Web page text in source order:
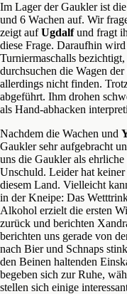
Im Lager der Gaukler ist
und 6 Wachen auf. Wir
zeigt aufUgdalfund fragt
diese Frage. Daraufhin wird
Turniermaschalls
durchsuchen die Wagen
allerdings nicht finden.
abgeführt. Ihm drohen
als Hand-abhacken
Nachdem die Wachen und
Gaukler sehr aufgebracht
uns die Gaukler als
Unschuld. Leider hat
diesem Land. Vielleicht
in der Kneipe: Das
Alkohol erzielt die ersten
zurück und berichten
berichten uns gerade von
nach Bier und Schnaps
den Beinen haltenden
begeben sich zur Ruhe,
stellen sich einige